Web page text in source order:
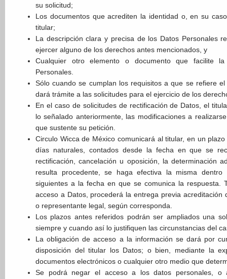
su solicitud;
Los documentos que acrediten la identidad o, en su
titular;
La descripción clara y precisa de los Datos Personales
ejercer alguno de los derechos antes mencionados, y
Cualquier otro elemento o documento que facilite
Personales.
Sólo cuando se cumplan los requisitos a que se refiere
dará trámite a las solicitudes para el ejercicio de los
En el caso de solicitudes de rectificación de Datos, el
lo señalado anteriormente, las modificaciones a
que sustente su petición.
Circulo Wicca de México comunicará al titular, en un
días naturales, contados desde la fecha en que se
rectificación, cancelación u oposición, la determinación
resulta procedente, se haga efectiva la misma
siguientes a la fecha en que se comunica la respuesta.
acceso a Datos, procederá la entrega previa acreditación
o representante legal, según corresponda.
Los plazos antes referidos podrán ser ampliados una
siempre y cuando así lo justifiquen las circunstancias del
La obligación de acceso a la información se dará por
disposición del titular los Datos; o bien, mediante la
documentos electrónicos o cualquier otro medio que
Se podrá negar el acceso a los datos personales, o